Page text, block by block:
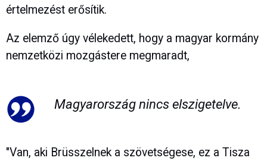
értelmezést erősítik.
Az elemző úgy vélekedett, hogy a magyar kormány
nemzetközi mozgástere megmaradt,
Magyarország nincs elszigetelve.
"Van, aki Brüsszelnek a szövetségese, ez a Tisza